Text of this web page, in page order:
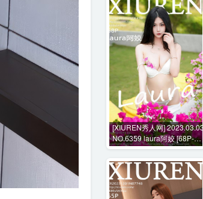
[XIUREN秀人网] 2023.03.03
NO.6359 laura阿姣 [68P-
669MB]